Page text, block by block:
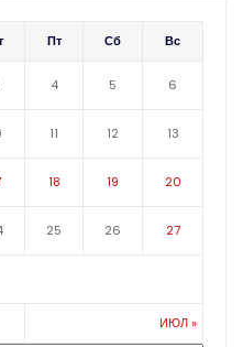
Пт Сб Вс
ИЮЛ »
4 5 6
11 12 13
18 19 20
25 26 27